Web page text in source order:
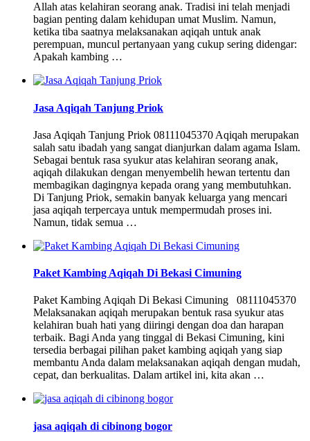
Allah atas kelahiran seorang anak. Tradisi ini telah menjadi
bagian penting dalam kehidupan umat Muslim. Namun,
ketika tiba saatnya melaksanakan aqiqah untuk anak
perempuan, muncul pertanyaan yang cukup sering didengar:
Apakah kambing …
Jasa Aqiqah Tanjung Priok
Jasa Aqiqah Tanjung Priok 08111045370 Aqiqah merupakan
salah satu ibadah yang sangat dianjurkan dalam agama Islam.
Sebagai bentuk rasa syukur atas kelahiran seorang anak,
aqiqah dilakukan dengan menyembelih hewan tertentu dan
membagikan dagingnya kepada orang yang membutuhkan.
Di Tanjung Priok, semakin banyak keluarga yang mencari
jasa aqiqah terpercaya untuk mempermudah proses ini.
Namun, tidak semua …
Paket Kambing Aqiqah Di Bekasi Cimuning
Paket Kambing Aqiqah Di Bekasi Cimuning 08111045370
Melaksanakan aqiqah merupakan bentuk rasa syukur atas
kelahiran buah hati yang diiringi dengan doa dan harapan
terbaik. Bagi Anda yang tinggal di Bekasi Cimuning, kini
tersedia berbagai pilihan paket kambing aqiqah yang siap
membantu Anda dalam melaksanakan aqiqah dengan mudah,
cepat, dan berkualitas. Dalam artikel ini, kita akan …
jasa aqiqah di cibinong bogor